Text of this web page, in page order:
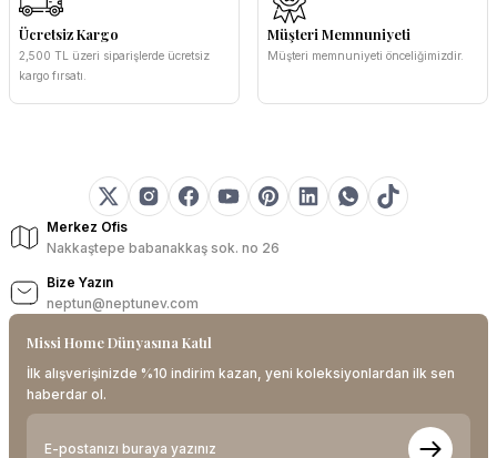
Ücretsiz Kargo
2,500 TL üzeri siparişlerde ücretsiz
kargo fırsatı.
Müşteri Memnuniyeti
Müşteri memnuniyeti önceliğimizdir.
Merkez Ofis
Nakkaştepe babanakkaş sok. no 26
Bize Yazın
neptun@neptunev.com
Missi Home Dünyasına Katıl
İlk alışverişinizde %10 indirim kazan, yeni koleksiyonlardan ilk sen
haberdar ol.